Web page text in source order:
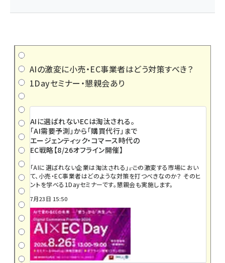
AIの激変に小売・EC事業者はどう対策すべき？
1Dayセミナー・懇親会あり
AIに選ばれないECは淘汰される。
「AI需要予測」から「購買代行」まで
エージェンティック・コマース時代の
EC戦略【8/26オフライン開催】
「AIに選ばれない企業は淘汰される」――。この激変する市場におい
て、小売・EC事業者はどのような対策を打つべきなのか？ そのヒ
ントを学べる1Dayセミナーです。懇親会も実施します。
7月23日 15:50